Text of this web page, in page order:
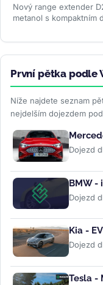
Nový range extender
metanol s kompaktním
První pětka podle
Níže najdete seznam
nejdelším dojezdem
Dojezd
BMW -
Dojezd
Kia -
Dojezd
Tesla -